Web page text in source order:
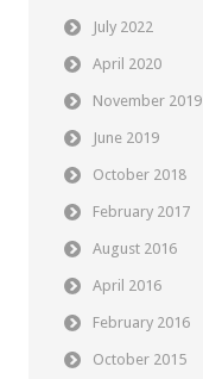
July 2022
April 2020
November 2019
June 2019
October 2018
February 2017
August 2016
April 2016
February 2016
October 2015